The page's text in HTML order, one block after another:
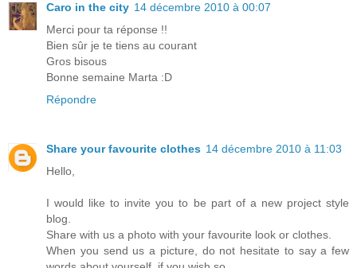
Caro in the city 14 décembre 2010 à 00:07
Merci pour ta réponse !!
Bien sûr je te tiens au courant
Gros bisous
Bonne semaine Marta :D
Répondre
Share your favourite clothes 14 décembre 2010 à 11:03
Hello,
I would like to invite you to be part of a new project style
blog.
Share with us a photo with your favourite look or clothes.
When you send us a picture, do not hesitate to say a few